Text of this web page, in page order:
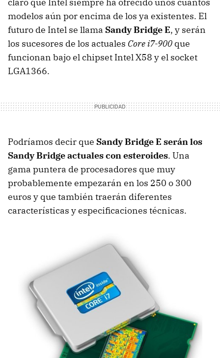
modelos aún por encima de los ya existentes. El
futuro de Intel se llama Sandy Bridge E, y serán
los sucesores de los actuales Core i7-900 que
funcionan bajo el chipset Intel X58 y el socket
LGA1366.
Podríamos decir que Sandy Bridge E serán los
Sandy Bridge actuales con esteroides. Una
gama puntera de procesadores que muy
probablemente empezarán en los 250 o 300
euros y que también traerán diferentes
características y especificaciones técnicas.